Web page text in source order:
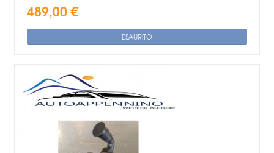
489,00 €
ESAURITO